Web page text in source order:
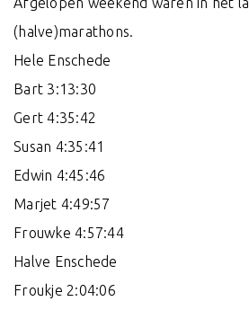
(halve)marathons.
Hele Enschede
Bart 3:13:30
Gert 4:35:42
Susan 4:35:41
Edwin 4:45:46
Marjet 4:49:57
Frouwke 4:57:44
Halve Enschede
Froukje 2:04:06